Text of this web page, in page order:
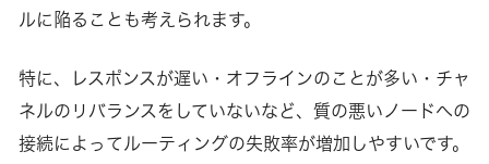
ルに陥ることも考えられます。
特に、レスポンスが遅い・オフラインのことが多い・チャ
ネルのリバランスをしていないなど、質の悪いノードへの
接続によってルーティングの失敗率が増加しやすいです。